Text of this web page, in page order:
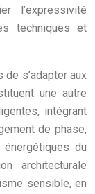
l’expressivité
techniques et
s’adapter aux
une autre
intégrant
de phase,
du
architecturale
sensible, en